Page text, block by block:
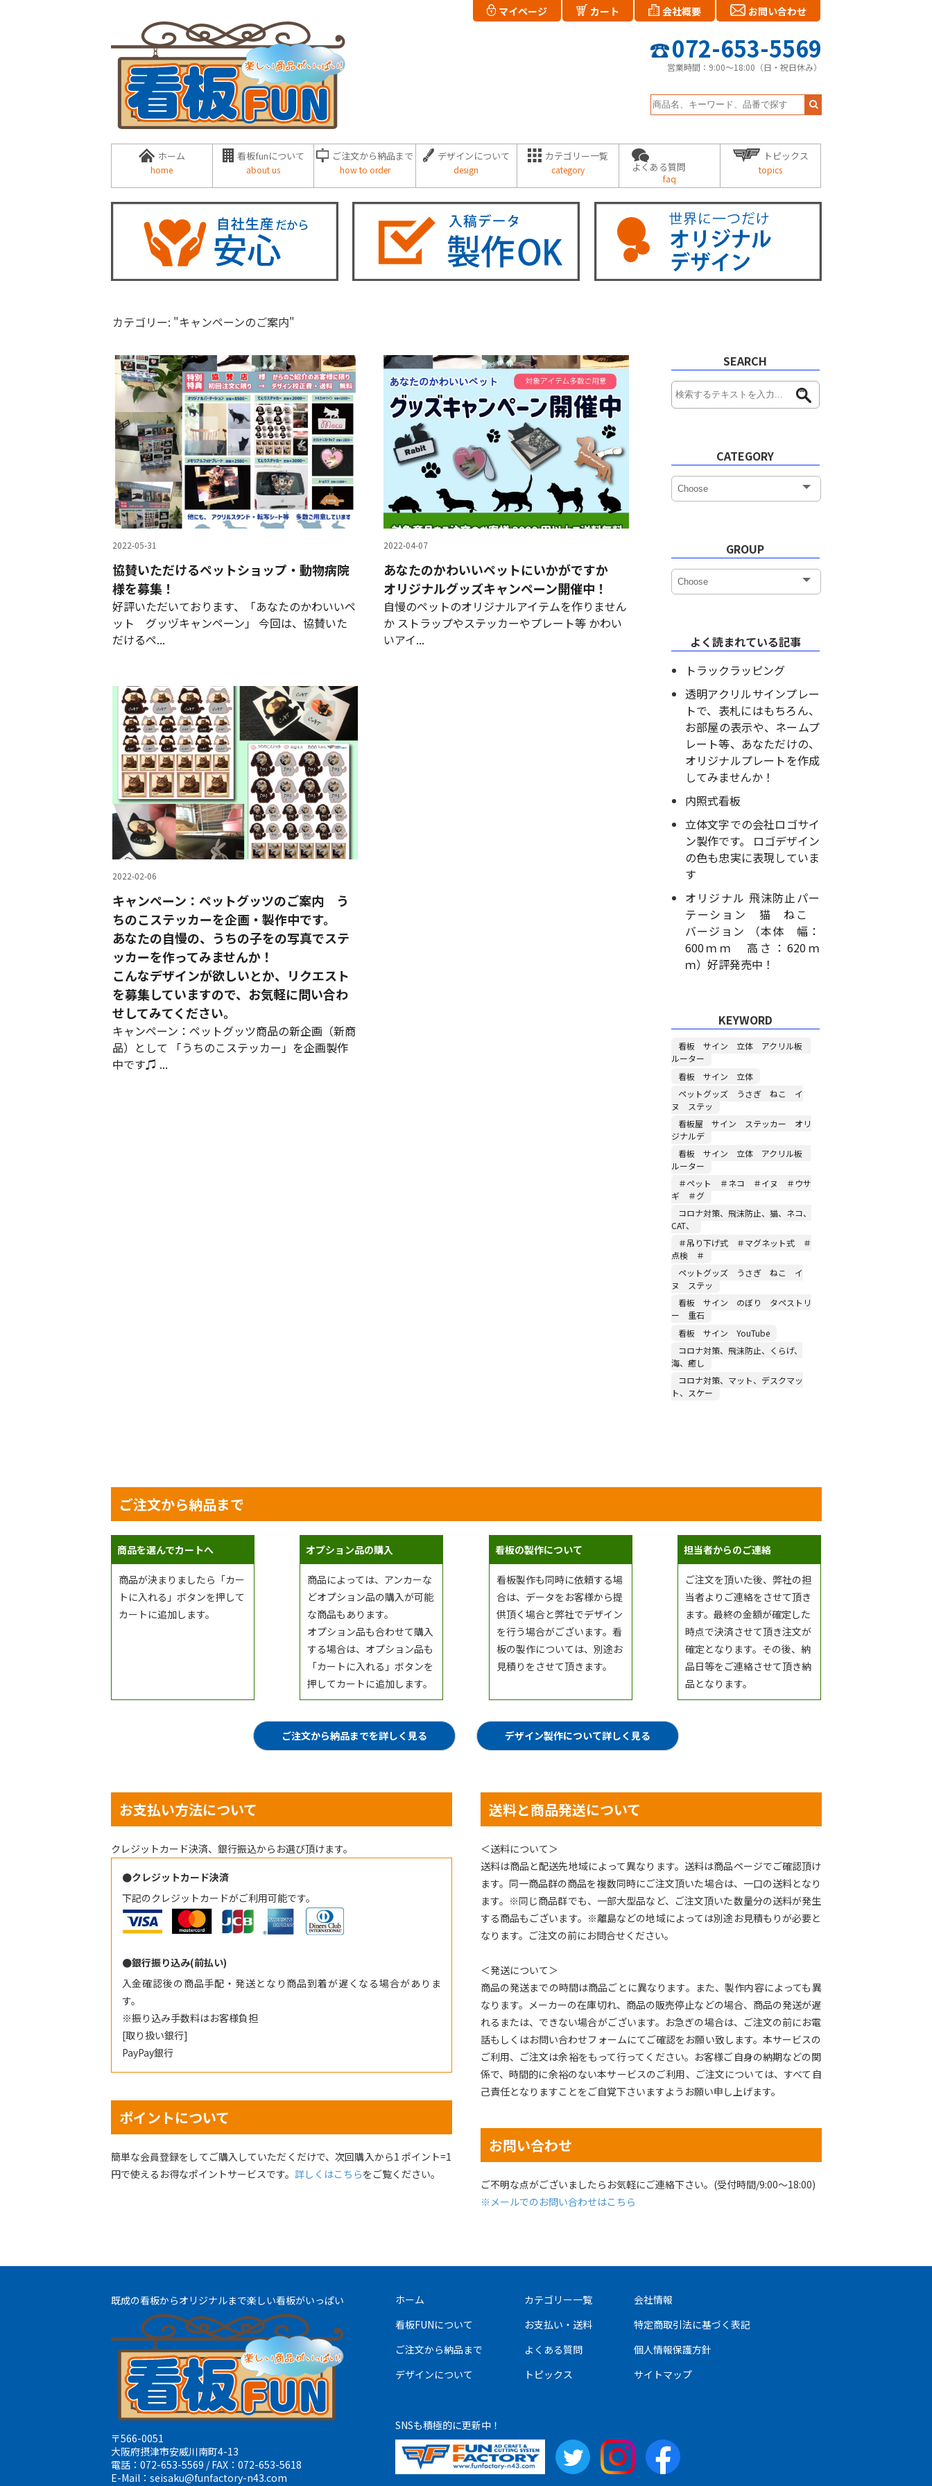
マイページ カート 会社概要 お問い合わせ
072-653-5569
営業時間：9:00～18:00（日・祝日休み）
ホーム
home
看板funについて
about us
ご注文から納品まで
how to order
デザインについて
design
カテゴリー一覧
category よくある質問
faq
トピックス
topics
カテゴリー: "キャンペーンのご案内"
2022-05-31
協賛いただけるペットショップ・動物病院
様を募集！
好評いただいております、「あなたのかわいいペ
ット グッヅキャンペーン」 今回は、協賛いた
だけるペ...
2022-04-07
あなたのかわいいペットにいかがですか
オリジナルグッズキャンペーン開催中！
自慢のペットのオリジナルアイテムを作りません
か ストラップやステッカーやプレート等 かわい
いアイ...
2022-02-06
キャンペーン：ペットグッツのご案内 う
ちのこステッカーを企画・製作中です。
あなたの自慢の、うちの子をの写真でステ
ッカーを作ってみませんか！
こんなデザインが欲しいとか、リクエスト
を募集していますので、お気軽に問い合わ
せしてみてください。
キャンペーン：ペットグッツ商品の新企画（新商
品）として 「うちのこステッカー」を企画製作
中です♫ ...
SEARCH
CATEGORY
GROUP
よく読まれている記事
トラックラッピング
透明アクリルサインプレー
トで、表札にはもちろん、
お部屋の表示や、ネームプ
レート等、あなただけの、
オリジナルプレートを作成
してみませんか！
内照式看板
立体文字での会社ロゴサイ
ン製作です。 ロゴデザイン
の色も忠実に表現していま
す
オリジナル 飛沫防止パー
テーション 猫 ねこ
バージョン （本体 幅：
600ｍｍ 高さ：620ｍ
ｍ）好評発売中！
KEYWORD
看板 サイン 立体 アクリル板
ルーター
看板 サイン 立体
ペットグッズ うさぎ ねこ イ
ヌ ステッ
看板屋 サイン ステッカー オリ
ジナルデ
看板 サイン 立体 アクリル板
ルーター
＃ペット ＃ネコ ＃イヌ ＃ウサ
ギ ＃グ
コロナ対策、飛沫防止、猫、ネコ、
CAT、
＃吊り下げ式 ＃マグネット式 ＃
点検 ＃
ペットグッズ うさぎ ねこ イ
ヌ ステッ
看板 サイン のぼり タペストリ
ー 重石
看板 サイン YouTube
コロナ対策、飛沫防止、くらげ、
海、癒し
コロナ対策、マット、デスクマッ
ト、スケー
ご注文から納品まで
商品を選んでカートへ
商品が決まりましたら「カー
トに入れる」ボタンを押して
カートに追加します。
オプション品の購入
商品によっては、アンカーな
どオプション品の購入が可能
な商品もあります。
オプション品も合わせて購入
する場合は、オプション品も
「カートに入れる」ボタンを
押してカートに追加します。
看板の製作について
看板製作も同時に依頼する場
合は、データをお客様から提
供頂く場合と弊社でデザイン
を行う場合がございます。看
板の製作については、別途お
見積りをさせて頂きます。
担当者からのご連絡
ご注文を頂いた後、弊社の担
当者よりご連絡をさせて頂き
ます。最終の金額が確定した
時点で決済させて頂き注文が
確定となります。その後、納
品日等をご連絡させて頂き納
品となります。
ご注文から納品までを詳しく見る デザイン製作について詳しく見る
お支払い方法について
クレジットカード決済、銀行振込からお選び頂けます。
●クレジットカード決済
下記のクレジットカードがご利用可能です。
●銀行振り込み(前払い)
入金確認後の商品手配・発送となり商品到着が遅くなる場合がありま
す。
※振り込み手数料はお客様負担
[取り扱い銀行]
PayPay銀行
ポイントについて
簡単な会員登録をしてご購入していただくだけで、次回購入から1 ポイント=1
円で使えるお得なポイントサービスです。 詳しくはこちらをご覧ください。
送料と商品発送について
＜送料について＞
送料は商品と配送先地域によって異なります。送料は商品ページでご確認頂け
ます。同一商品群の商品を複数同時にご注文頂いた場合は、一口の送料となり
ます。※同じ商品群でも、一部大型品など、ご注文頂いた数量分の送料が発生
する商品もございます。※離島などの地域によっては別途お見積もりが必要と
なります。ご注文の前にお問合せください。
＜発送について＞
商品の発送までの時間は商品ごとに異なります。また、製作内容によっても異
なります。メーカーの在庫切れ、商品の販売停止などの場合、商品の発送が遅
れるまたは、できない場合がございます。お急ぎの場合は、ご注文の前にお電
話もしくはお問い合わせフォームにてご確認をお願い致します。本サービスの
ご利用、ご注文は余裕をもって行ってください。お客様ご自身の納期などの関
係で、時間的に余裕のない本サービスのご利用、ご注文については、すべて自
己責任となりますことをご自覚下さいますようお願い申し上げます。
お問い合わせ
ご不明な点がございましたらお気軽にご連絡下さい。(受付時間/9:00～18:00)
※メールでのお問い合わせはこちら
既成の看板からオリジナルまで楽しい看板がいっぱい
〒566-0051
大阪府摂津市安威川南町4-13
電話：072-653-5569 / FAX：072-653-5618
E-Mail：seisaku@funfactory-n43.com
ホーム
看板FUNについて
ご注文から納品まで
デザインについて
カテゴリー一覧
お支払い・送料
よくある質問
トピックス
会社情報
特定商取引法に基づく表記
個人情報保護方針
サイトマップ
SNSも積極的に更新中！